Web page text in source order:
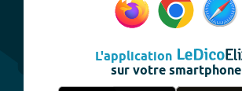
L'application
sur votre smartphone